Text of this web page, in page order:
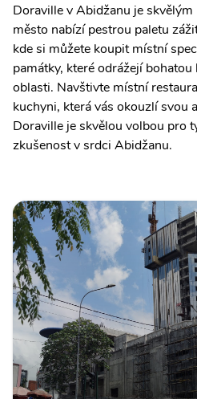
Doraville v Abidžanu je
město nabízí pestrou paletu
kde si můžete koupit místní
památky, které odrážejí
oblasti. Navštivte místní
kuchyni, která vás okouzlí svou
Doraville je skvělou volbou pro
zkušenost v srdci Abidžanu.